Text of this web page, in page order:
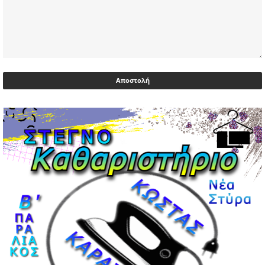
και Ολυμπιακού
02/05/2026 | 20:28
Περιστέρι: Ένταση μεταξύ ανηλίκων άφησε δύο
15χρονους τραυματίες
02/05/2026 | 18:56
Ηνωμένα Αραβικά Εμιράτα: Αίρουν τους περιορισμούς
στον εναέριο χώρο
02/05/2026 | 17:16
Η Αθηνά Λινού αφήνει ανοιχτό το ενδεχόμενο ένταξης
στον νέο πολιτικό φορέα Τσίπρα
02/05/2026 | 17:01